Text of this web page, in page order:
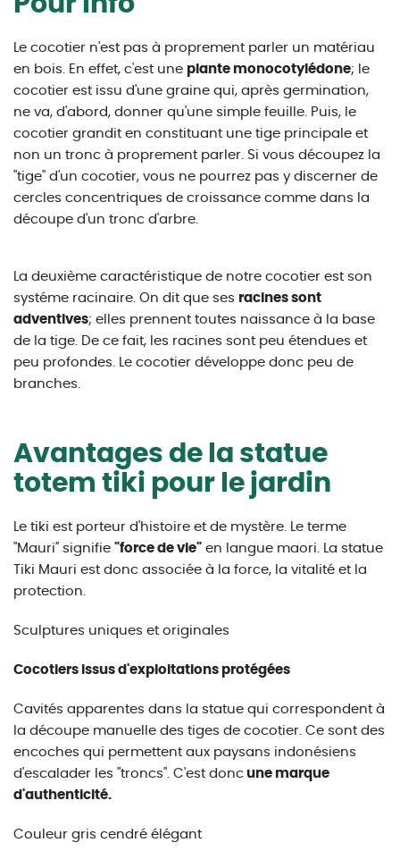
Le cocotier n'est pas à proprement parler un matériau
en bois. En effet, c'est une plante monocotylédone; le
cocotier est issu d'une graine qui, après germination,
ne va, d'abord, donner qu'une simple feuille. Puis, le
cocotier grandit en constituant une tige principale et
non un tronc à proprement parler. Si vous découpez la
"tige" d'un cocotier, vous ne pourrez pas y discerner de
cercles concentriques de croissance comme dans la
découpe d'un tronc d'arbre.
La deuxième caractéristique de notre cocotier est son
systéme racinaire. On dit que ses racines sont
adventives; elles prennent toutes naissance à la base
de la tige. De ce fait, les racines sont peu étendues et
peu profondes. Le cocotier développe donc peu de
branches.
Avantages de la statue
totem tiki pour le jardin
Le tiki est porteur d'histoire et de mystère. Le terme
"Mauri" signifie "force de vie" en langue maori. La statue
Tiki Mauri est donc associée à la force, la vitalité et la
protection.
Sculptures uniques et originales
Cocotiers issus d'exploitations protégées
Cavités apparentes dans la statue qui correspondent à
la découpe manuelle des tiges de cocotier. Ce sont des
encoches qui permettent aux paysans indonésiens
d'escalader les "troncs". C'est donc une marque
d'authenticité.
Couleur gris cendré élégant